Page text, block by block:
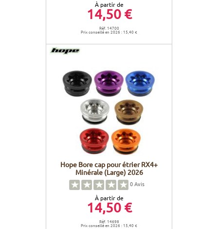
À partir de
14,50 €
Réf. 14700
Prix conseillé en 2026 : 15,40 €
Hope Bore cap pour étrier RX4+
Minérale (Large) 2026
0Avis
À partir de
14,50 €
Réf. 14698
Prix conseillé en 2026 : 15,40 €